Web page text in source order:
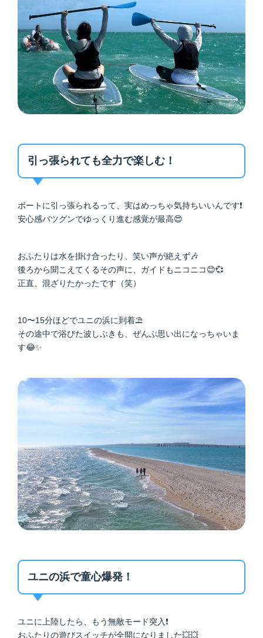
引っ張られても全力で楽しむ！
ボートに引っ張られるって、実はめっちゃ気持ちいいんです❗
安心感バツグンでゆっくり進む感覚が最高😍
おふたりは水を掛け合ったり、笑い声が絶えず🎶
後ろから聞こえてくるその声に、ガイドもニコニコ😊💞
正直、混ざりたかったです（笑）
10〜15分ほどでユニの浜に到着⛱️
その途中で浴びた波しぶきも、ぜんぶ思い出になっちゃいま
す😂✨
ユニの浜で童心爆発！
ユニに上陸したら、もう無敵モード突入❗
おふたりの遊びスイッチが全開になりました💥💥